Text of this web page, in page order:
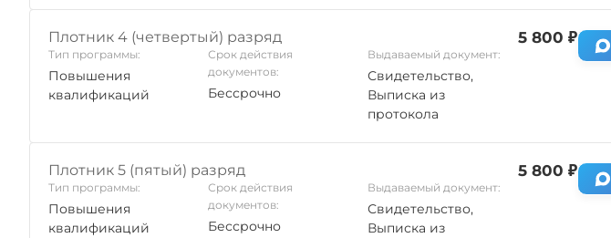
Плотник 4 (четвертый) разряд
Тип программы:
Повышения
квалификаций
Срок действия
документов:
Бессрочно
Выдаваемый документ:
Свидетельство,
Выписка из
протокола
5 800 ₽
Плотник 5 (пятый) разряд
Тип программы:
Повышения
квалификаций
Срок действия
документов:
Бессрочно
Выдаваемый документ:
Свидетельство,
Выписка из
5 800 ₽